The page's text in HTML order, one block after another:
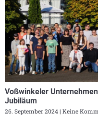
Voßwinkeler
Jubiläum
26. September 2024 Keine